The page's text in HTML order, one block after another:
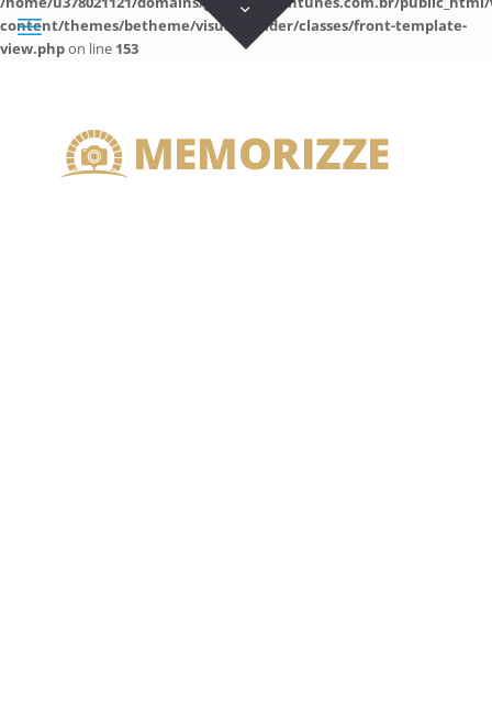
content/themes/betheme/visual-builder/classes/front-template-
view.phpon line 153